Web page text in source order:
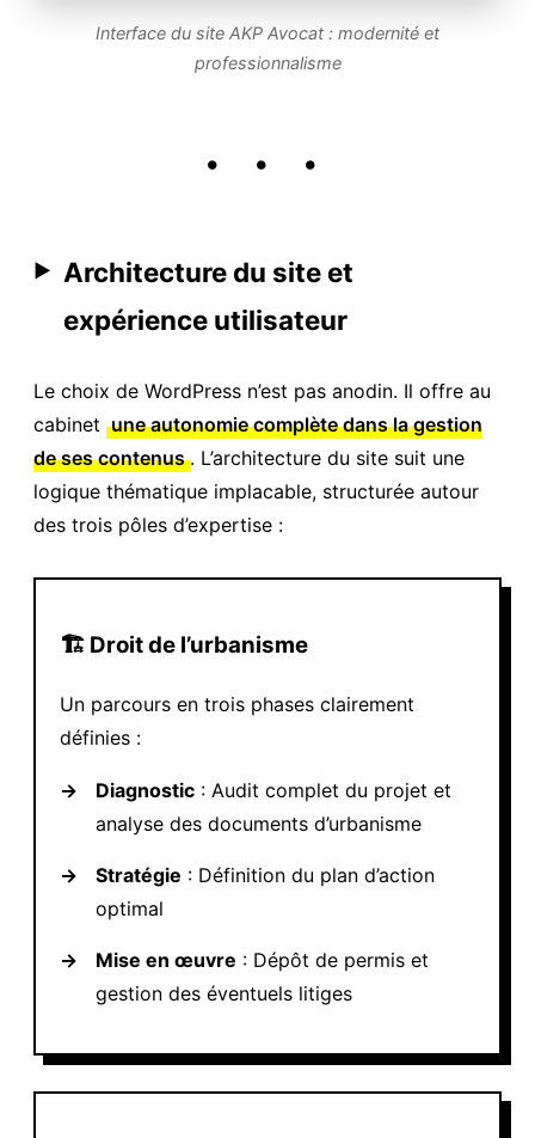
Interface du site AKP Avocat : modernité et
professionnalisme
• • •
▶
Architecture du site et
expérience utilisateur
Le choix de WordPress n’est pas anodin. Il offre au
cabinet une autonomie complète dans la gestion
de ses contenus . L’architecture du site suit une
logique thématique implacable, structurée autour
des trois pôles d’expertise :
🏗️ Droit de l’urbanisme
Un parcours en trois phases clairement
définies :
→ Diagnostic : Audit complet du projet et
analyse des documents d’urbanisme
→ Stratégie : Définition du plan d’action
optimal
→ Mise en œuvre : Dépôt de permis et
gestion des éventuels litiges